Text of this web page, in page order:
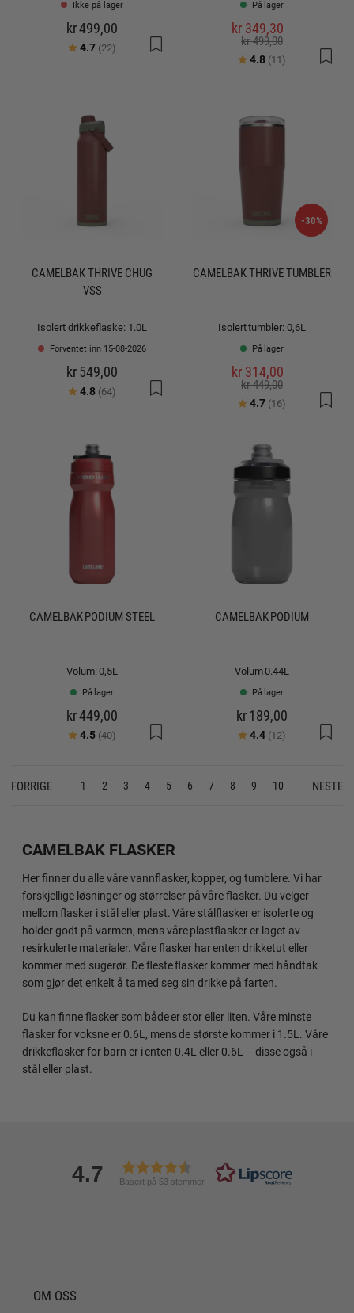
Ikke på lager
kr 499,00
Karakter:
4.7 (22) av 5 mulige
På lager
kr 349,30
kr 499,00
Karakter:
4.8 (11) av 5 mulige
CAMELBAK THRIVE CHUG
VSS
Isolert drikkeflaske: 1.0L
Forventet inn 15-08-2026
kr 549,00
Karakter:
4.8 (64) av 5 mulige
-30%
CAMELBAK THRIVE TUMBLER
Isolert tumbler: 0,6L
På lager
kr 314,00
kr 449,00
Karakter:
4.7 (16) av 5 mulige
CAMELBAK PODIUM STEEL
Volum: 0,5L
På lager
kr 449,00
Karakter:
4.5 (40) av 5 mulige
CAMELBAK PODIUM
Volum 0.44L
På lager
kr 189,00
Karakter:
4.4 (12) av 5 mulige
FORRIGE 1 2 3 4 5 6 7 8 9 10 NESTE
CAMELBAK FLASKER
Her finner du alle våre vannflasker, kopper, og tumblere. Vi har
forskjellige løsninger og størrelser på våre flasker. Du velger
mellom flasker i stål eller plast. Våre stålflasker er isolerte og
holder godt på varmen, mens våre plastflasker er laget av
resirkulerte materialer. Våre flasker har enten drikketut eller
kommer med sugerør. De fleste flasker kommer med håndtak
som gjør det enkelt å ta med seg sin drikke på farten.
Du kan finne flasker som både er stor eller liten. Våre minste
flasker for voksne er 0.6L, mens de største kommer i 1.5L. Våre
drikkeflasker for barn er i enten 0.4L eller 0.6L – disse også i
stål eller plast.
4.7 Basert på 53 stemmer
OM OSS